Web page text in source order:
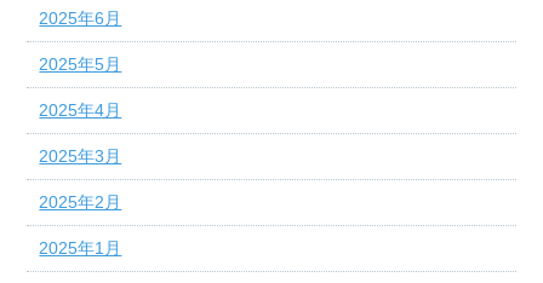
2025年6月
2025年5月
2025年4月
2025年3月
2025年2月
2025年1月